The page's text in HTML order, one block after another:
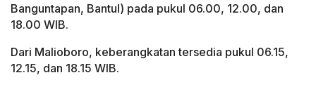
Banguntapan, Bantul) pada pukul 06.00, 12.00, dan
18.00 WIB.
Dari Malioboro, keberangkatan tersedia pukul 06.15,
12.15, dan 18.15 WIB.